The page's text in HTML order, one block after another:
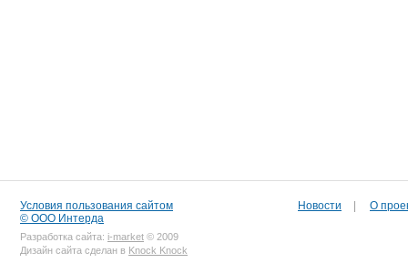
Условия пользования сайтом
© ООО Интерда
Разработка сайта: i-market © 2009
Дизайн сайта сделан в Knock Knock
Новости О